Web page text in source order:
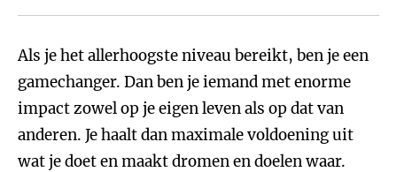
Als je het allerhoogste niveau bereikt, ben je een
gamechanger. Dan ben je iemand met enorme
impact zowel op je eigen leven als op dat van
anderen. Je haalt dan maximale voldoening uit
wat je doet en maakt dromen en doelen waar.